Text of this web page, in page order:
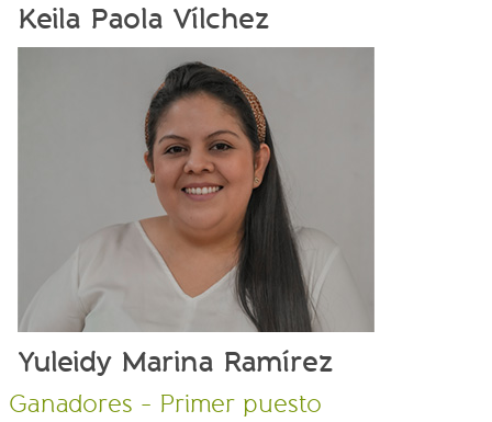
Keila Paola Vílchez
Yuleidy Marina Ramírez
Ganadores - Primer puesto